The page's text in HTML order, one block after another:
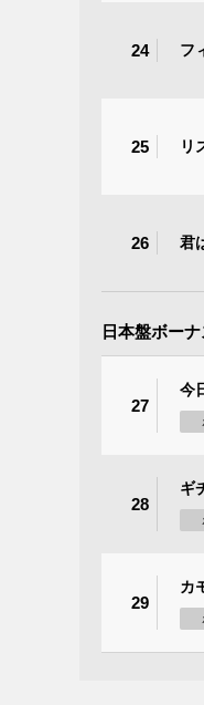
24 フ
25 リ
26 君
日本盤ボー
27
今
28
ギ
29
カ